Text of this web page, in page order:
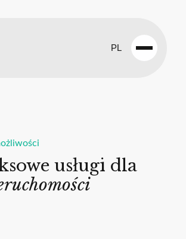
PL
Open
usługi dla